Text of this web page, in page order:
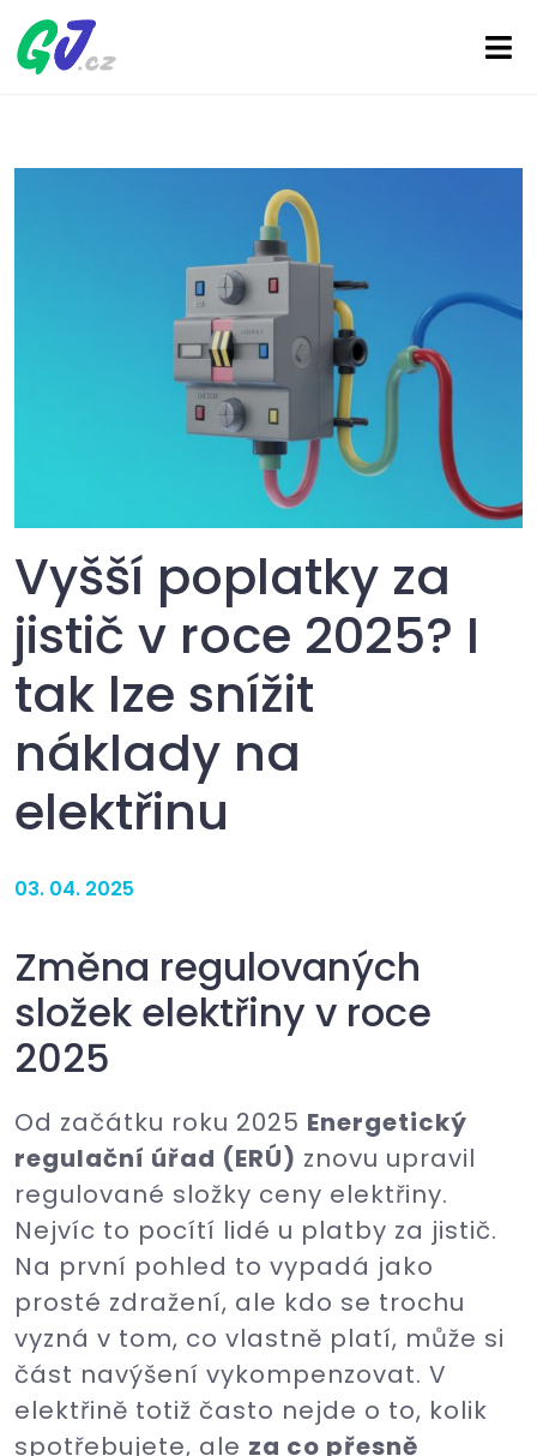
Vyšší poplatky za
jistič v roce 2025? I
tak lze snížit
náklady na
elektřinu
03. 04. 2025
Změna regulovaných
složek elektřiny v roce
2025
Od začátku roku 2025 Energetický
regulační úřad (ERÚ) znovu upravil
regulované složky ceny elektřiny.
Nejvíc to pocítí lidé u platby za jistič.
Na první pohled to vypadá jako
prosté zdražení, ale kdo se trochu
vyzná v tom, co vlastně platí, může si
část navýšení vykompenzovat. V
elektřině totiž často nejde o to, kolik
spotřebujete, ale za co přesně